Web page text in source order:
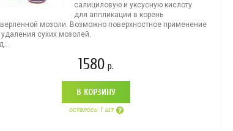
салициловую и уксусную кислоту
для аппликации в корень
мозоли. Возможно поверхностное применение
сухих мозолей.
1580 р.
В КОРЗИНУ
осталось 1 шт